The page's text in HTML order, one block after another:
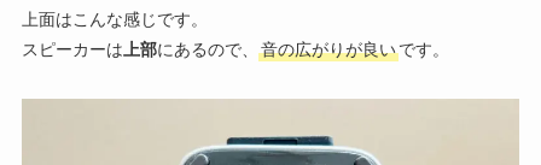
上面はこんな感じです。
スピーカーは上部にあるので、 音の広がりが良いです。